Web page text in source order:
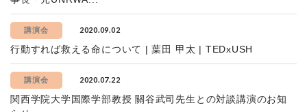
講演会 2020.09.02
行動すれば救える命について | 葉田 甲太 | TEDxUSH
講演会 2020.07.22
関西学院大学国際学部教授 關谷武司先生との対談講演のお知